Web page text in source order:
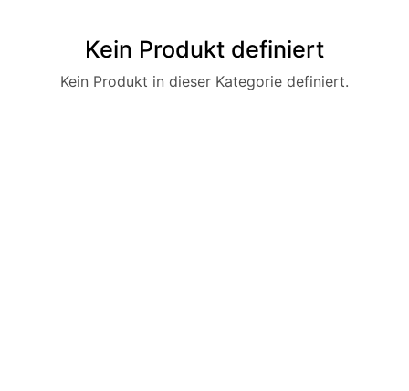
Kein Produkt definiert
Kein Produkt in dieser Kategorie definiert.